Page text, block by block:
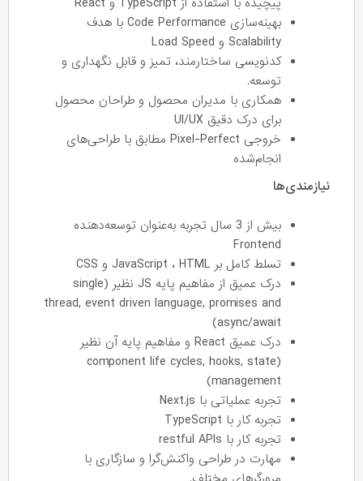
بهینه‌سازی Code Performance با هدف
Scalability و Load Speed
کدنویسی ساختارمند، تمیز و قابل نگهداری و
توسعه.
همکاری با مدیران محصول و طراحان محصول
برای درک دقیق UI/UX
خروجی Pixel-Perfect مطابق با طراحی‌های
انجام‌شده
نیازمندی‌ها
بیش از 3 سال تجربه به‌عنوان توسعه‌دهنده
Frontend
تسلط کامل بر JavaScript ، HTML و CSS
درک عمیق از مفاهیم پایه JS نظیر (single
thread, event driven language, promises and
async/await)
درک عمیق React و مفاهیم پایه آن نظیر
(component life cycles, hooks, state
management)
تجربه عملیاتی با Next.js
تجربه کار با TypeScript
تجربه کار با restful APIs
مهارت در طراحی واکنش‌گرا و سازگاری با